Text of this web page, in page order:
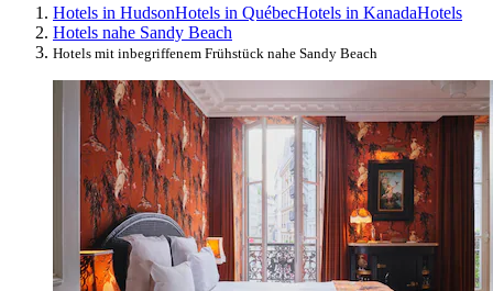
Hotels in HudsonHotels in QuébecHotels in KanadaHotels
Hotels nahe Sandy Beach
Hotels mit inbegriffenem Frühstück nahe Sandy Beach